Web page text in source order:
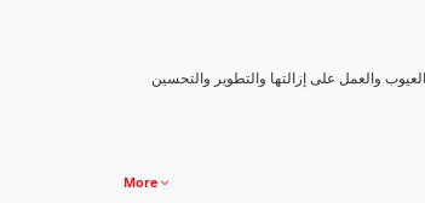
والعمل على إزالتها والتطوير والتحسين
More